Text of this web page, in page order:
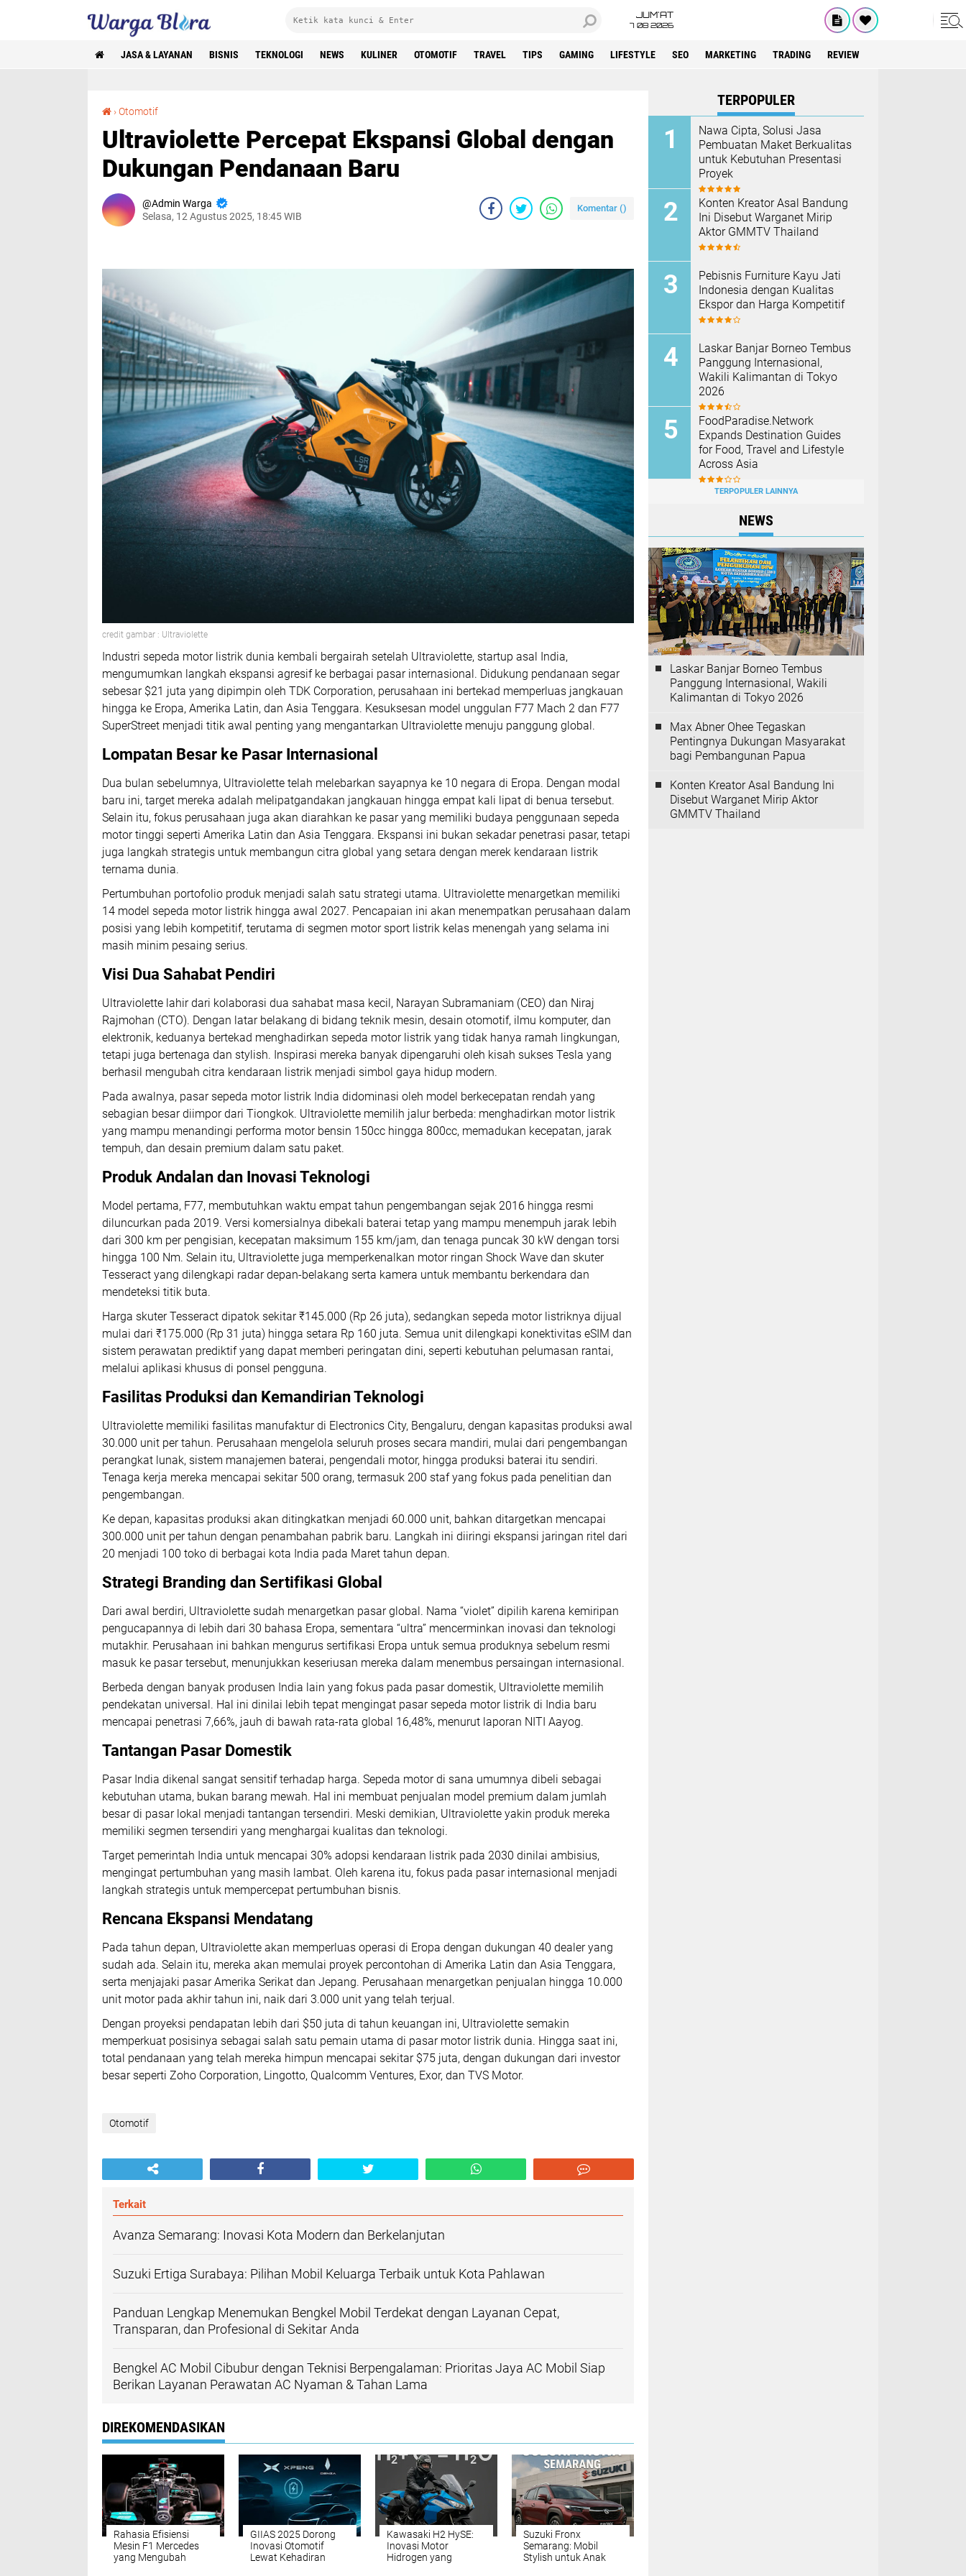
JUM'AT
7 08 2026
JASA & LAYANAN BISNIS TEKNOLOGI NEWS KULINER OTOMOTIF TRAVEL TIPS GAMING LIFESTYLE SEO MARKETING TRADING REVIEW
›Otomotif
Ultraviolette Percepat Ekspansi Global dengan
Dukungan Pendanaan Baru
Admin Warga
Selasa, 12 Agustus 2025, 18:45 WIB
Komentar ()
credit gambar : Ultraviolette
Industri sepeda motor listrik dunia kembali bergairah setelah Ultraviolette, startup asal India,
mengumumkan langkah ekspansi agresif ke berbagai pasar internasional. Didukung pendanaan segar
sebesar $21 juta yang dipimpin oleh TDK Corporation, perusahaan ini bertekad memperluas jangkauan
hingga ke Eropa, Amerika Latin, dan Asia Tenggara. Kesuksesan model unggulan F77 Mach 2 dan F77
SuperStreet menjadi titik awal penting yang mengantarkan Ultraviolette menuju panggung global.
Lompatan Besar ke Pasar Internasional
Dua bulan sebelumnya, Ultraviolette telah melebarkan sayapnya ke 10 negara di Eropa. Dengan modal
baru ini, target mereka adalah melipatgandakan jangkauan hingga empat kali lipat di benua tersebut.
Selain itu, fokus perusahaan juga akan diarahkan ke pasar yang memiliki budaya penggunaan sepeda
motor tinggi seperti Amerika Latin dan Asia Tenggara. Ekspansi ini bukan sekadar penetrasi pasar, tetapi
juga langkah strategis untuk membangun citra global yang setara dengan merek kendaraan listrik
ternama dunia.
Pertumbuhan portofolio produk menjadi salah satu strategi utama. Ultraviolette menargetkan memiliki
14 model sepeda motor listrik hingga awal 2027. Pencapaian ini akan menempatkan perusahaan dalam
posisi yang lebih kompetitif, terutama di segmen motor sport listrik kelas menengah yang selama ini
masih minim pesaing serius.
Visi Dua Sahabat Pendiri
Ultraviolette lahir dari kolaborasi dua sahabat masa kecil, Narayan Subramaniam (CEO) dan Niraj
Rajmohan (CTO). Dengan latar belakang di bidang teknik mesin, desain otomotif, ilmu komputer, dan
elektronik, keduanya bertekad menghadirkan sepeda motor listrik yang tidak hanya ramah lingkungan,
tetapi juga bertenaga dan stylish. Inspirasi mereka banyak dipengaruhi oleh kisah sukses Tesla yang
berhasil mengubah citra kendaraan listrik menjadi simbol gaya hidup modern.
Pada awalnya, pasar sepeda motor listrik India didominasi oleh model berkecepatan rendah yang
sebagian besar diimpor dari Tiongkok. Ultraviolette memilih jalur berbeda: menghadirkan motor listrik
yang mampu menandingi performa motor bensin 150cc hingga 800cc, memadukan kecepatan, jarak
tempuh, dan desain premium dalam satu paket.
Produk Andalan dan Inovasi Teknologi
Model pertama, F77, membutuhkan waktu empat tahun pengembangan sejak 2016 hingga resmi
diluncurkan pada 2019. Versi komersialnya dibekali baterai tetap yang mampu menempuh jarak lebih
dari 300 km per pengisian, kecepatan maksimum 155 km/jam, dan tenaga puncak 30 kW dengan torsi
hingga 100 Nm. Selain itu, Ultraviolette juga memperkenalkan motor ringan Shock Wave dan skuter
Tesseract yang dilengkapi radar depan-belakang serta kamera untuk membantu berkendara dan
mendeteksi titik buta.
Harga skuter Tesseract dipatok sekitar ₹145.000 (Rp 26 juta), sedangkan sepeda motor listriknya dijual
mulai dari ₹175.000 (Rp 31 juta) hingga setara Rp 160 juta. Semua unit dilengkapi konektivitas eSIM dan
sistem perawatan prediktif yang dapat memberi peringatan dini, seperti kebutuhan pelumasan rantai,
melalui aplikasi khusus di ponsel pengguna.
Fasilitas Produksi dan Kemandirian Teknologi
Ultraviolette memiliki fasilitas manufaktur di Electronics City, Bengaluru, dengan kapasitas produksi awal
30.000 unit per tahun. Perusahaan mengelola seluruh proses secara mandiri, mulai dari pengembangan
perangkat lunak, sistem manajemen baterai, pengendali motor, hingga produksi baterai itu sendiri.
Tenaga kerja mereka mencapai sekitar 500 orang, termasuk 200 staf yang fokus pada penelitian dan
pengembangan.
Ke depan, kapasitas produksi akan ditingkatkan menjadi 60.000 unit, bahkan ditargetkan mencapai
300.000 unit per tahun dengan penambahan pabrik baru. Langkah ini diiringi ekspansi jaringan ritel dari
20 menjadi 100 toko di berbagai kota India pada Maret tahun depan.
Strategi Branding dan Sertifikasi Global
Dari awal berdiri, Ultraviolette sudah menargetkan pasar global. Nama “violet” dipilih karena kemiripan
pengucapannya di lebih dari 30 bahasa Eropa, sementara “ultra” mencerminkan inovasi dan teknologi
mutakhir. Perusahaan ini bahkan mengurus sertifikasi Eropa untuk semua produknya sebelum resmi
masuk ke pasar tersebut, menunjukkan keseriusan mereka dalam menembus persaingan internasional.
Berbeda dengan banyak produsen India lain yang fokus pada pasar domestik, Ultraviolette memilih
pendekatan universal. Hal ini dinilai lebih tepat mengingat pasar sepeda motor listrik di India baru
mencapai penetrasi 7,66%, jauh di bawah rata-rata global 16,48%, menurut laporan NITI Aayog.
Tantangan Pasar Domestik
Pasar India dikenal sangat sensitif terhadap harga. Sepeda motor di sana umumnya dibeli sebagai
kebutuhan utama, bukan barang mewah. Hal ini membuat penjualan model premium dalam jumlah
besar di pasar lokal menjadi tantangan tersendiri. Meski demikian, Ultraviolette yakin produk mereka
memiliki segmen tersendiri yang menghargai kualitas dan teknologi.
Target pemerintah India untuk mencapai 30% adopsi kendaraan listrik pada 2030 dinilai ambisius,
mengingat pertumbuhan yang masih lambat. Oleh karena itu, fokus pada pasar internasional menjadi
langkah strategis untuk mempercepat pertumbuhan bisnis.
Rencana Ekspansi Mendatang
Pada tahun depan, Ultraviolette akan memperluas operasi di Eropa dengan dukungan 40 dealer yang
sudah ada. Selain itu, mereka akan memulai proyek percontohan di Amerika Latin dan Asia Tenggara,
serta menjajaki pasar Amerika Serikat dan Jepang. Perusahaan menargetkan penjualan hingga 10.000
unit motor pada akhir tahun ini, naik dari 3.000 unit yang telah terjual.
Dengan proyeksi pendapatan lebih dari $50 juta di tahun keuangan ini, Ultraviolette semakin
memperkuat posisinya sebagai salah satu pemain utama di pasar motor listrik dunia. Hingga saat ini,
total pendanaan yang telah mereka himpun mencapai sekitar $75 juta, dengan dukungan dari investor
besar seperti Zoho Corporation, Lingotto, Qualcomm Ventures, Exor, dan TVS Motor.
Otomotif
Terkait
Avanza Semarang: Inovasi Kota Modern dan Berkelanjutan
Suzuki Ertiga Surabaya: Pilihan Mobil Keluarga Terbaik untuk Kota Pahlawan
Panduan Lengkap Menemukan Bengkel Mobil Terdekat dengan Layanan Cepat,
Transparan, dan Profesional di Sekitar Anda
Bengkel AC Mobil Cibubur dengan Teknisi Berpengalaman: Prioritas Jaya AC Mobil Siap
Berikan Layanan Perawatan AC Nyaman & Tahan Lama
DIREKOMENDASIKAN
Rahasia Efisiensi
Mesin F1 Mercedes
yang Mengubah
GIIAS 2025 Dorong
Inovasi Otomotif
Lewat Kehadiran
Kawasaki H2 HySE:
Inovasi Motor
Hidrogen yang
Suzuki Fronx
Semarang: Mobil
Stylish untuk Anak
TERPOPULER
Nawa Cipta, Solusi Jasa
Pembuatan Maket Berkualitas
untuk Kebutuhan Presentasi
Proyek
Konten Kreator Asal Bandung
Ini Disebut Warganet Mirip
Aktor GMMTV Thailand
Pebisnis Furniture Kayu Jati
Indonesia dengan Kualitas
Ekspor dan Harga Kompetitif
Laskar Banjar Borneo Tembus
Panggung Internasional,
Wakili Kalimantan di Tokyo
2026
FoodParadise.Network
Expands Destination Guides
for Food, Travel and Lifestyle
Across Asia
TERPOPULER LAINNYA
NEWS
Laskar Banjar Borneo Tembus
Panggung Internasional, Wakili
Kalimantan di Tokyo 2026
Max Abner Ohee Tegaskan
Pentingnya Dukungan Masyarakat
bagi Pembangunan Papua
Konten Kreator Asal Bandung Ini
Disebut Warganet Mirip Aktor
GMMTV Thailand